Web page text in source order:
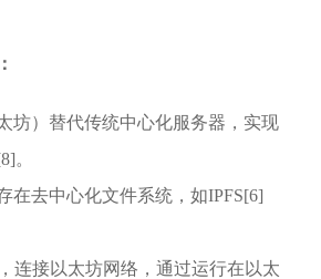
坊）替代传统中心化服务器，实现
。
在去中心化文件系统，如IPFS[6]
连接以太坊网络，通过运行在以太